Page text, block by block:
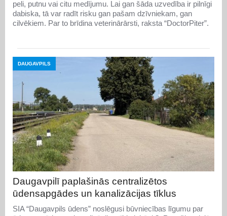
peli, putnu vai citu medījumu. Lai gan šāda uzvedība ir pilnīgi
dabiska, tā var radīt risku gan pašam dzīvniekam, gan
cilvēkiem. Par to brīdina veterinārārsti, raksta “DoctorPiter”.
DAUGAVPILS
Daugavpilī paplašinās centralizētos
ūdensapgādes un kanalizācijas tīklus
SIA “Daugavpils ūdens” noslēgusi būvniecības līgumu par